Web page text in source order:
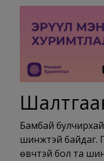
Бамбай
шинжтэй байдаг.
өвчтэй бол та